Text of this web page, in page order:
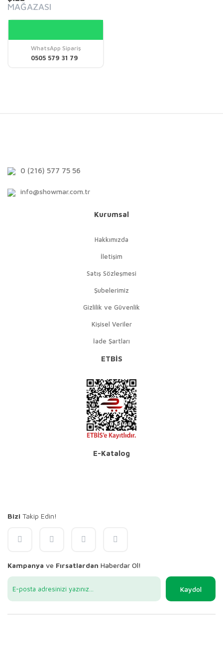
MAĞAZASI
WhatsApp Sipariş
0505 579 31 79
0 (216) 577 75 56
info@showmar.com.tr
Kurumsal
Hakkımızda
İletişim
Satış Sözleşmesi
Şubelerimiz
Gizlilik ve Güvenlik
Kişisel Veriler
İade Şartları
ETBİS
E-Katalog
Bizi Takip Edin!
Kampanya ve Fırsatlardan Haberdar Ol!
Kaydol